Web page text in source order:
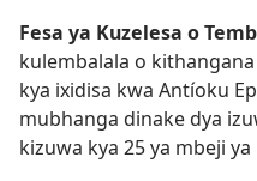
Fesa ya Kuzelesa o
kulembalala o
kya ixidisa kwa Antíoku
mubhanga dinake dya
kizuwa kya 25 ya mbeji